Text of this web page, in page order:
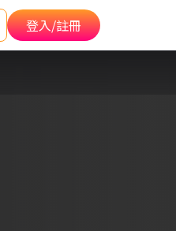
登入/註冊